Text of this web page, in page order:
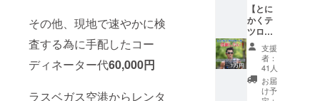
その他、現地で速やかに検
査する為に手配したコー
ディネーター代60,000円
ラスベガス空港からレンタ
めて活動
生き様を
体現し、人
間力、あき
応援で
もあり
ます。
予定で
す。
【必
須】備
考欄に
必ずあ
なたの
お名前
のメッ
セージ
動画を
お送り
しま
す。 支
援額は
3000円
【とに
かくテ
ツロー
を応援
した
い！&お
礼メッ
セージ
支援
者：
41人
お届
け予